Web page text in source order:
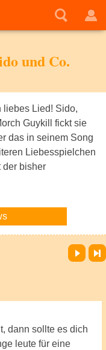
und Co.
liebes Lied! Sido,
Guykill fickt sie
das in seinem Song
Liebesspielchen
der bisher
dann sollte es dich
leute für eine